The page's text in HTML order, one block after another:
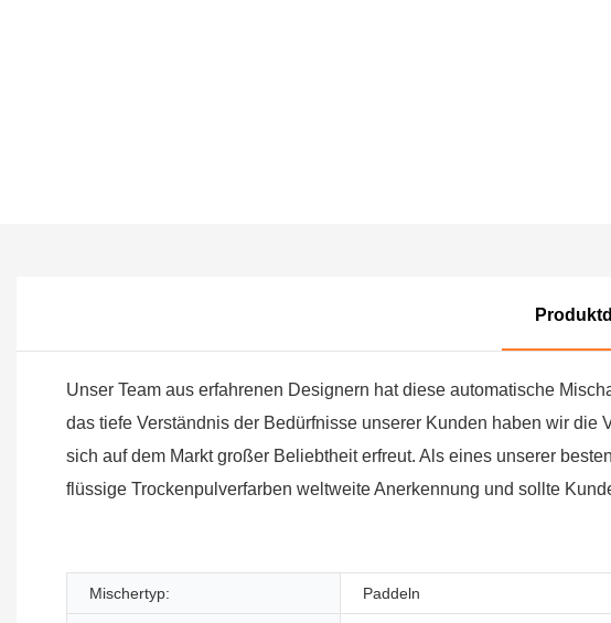
Unser Team aus erfahrenen Designern hat diese automatische
das tiefe Verständnis der Bedürfnisse unserer Kunden haben wir
sich auf dem Markt großer Beliebtheit erfreut. Als eines unserer
flüssige Trockenpulverfarben weltweite Anerkennung und sollte
Mischertyp: Paddeln